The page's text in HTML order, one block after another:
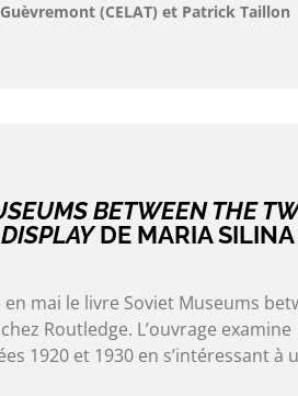
(CELAT) et Patrick Taillon
BETWEEN THE
DE MARIA SILINA
mai le livre Soviet Museums
Routledge. L’ouvrage examine
1920 et 1930 en s’intéressant à